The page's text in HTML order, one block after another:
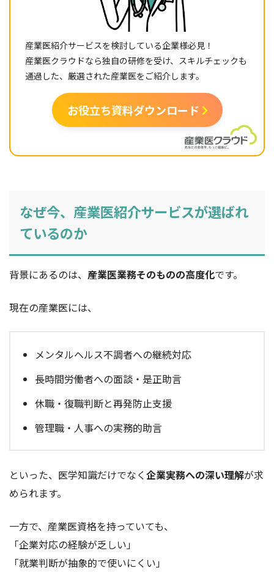
産業医紹介サービスを検討している企業様必見！
産業医クラウドなら独自の研修を受け、スキルチェックも
通過した、厳選された産業医をご紹介します。
お役立ち資料ダウンロード
なぜ今、産業医紹介サービスが選ばれ
ているのか
背景にあるのは、 産業医業務そのものの高度化です。
現在の産業医には、
メンタルヘルス不調者への継続対応
長時間労働者への面談・是正助言
休職・復職判断と再発防止支援
管理職・人事への実務的助言
といった、医学知識だけでなく企業実務への深い理解が求
められます。
一方で、産業医資格を持っていても、
「企業対応の経験が乏しい」
「就業判断が抽象的で使いにくい」